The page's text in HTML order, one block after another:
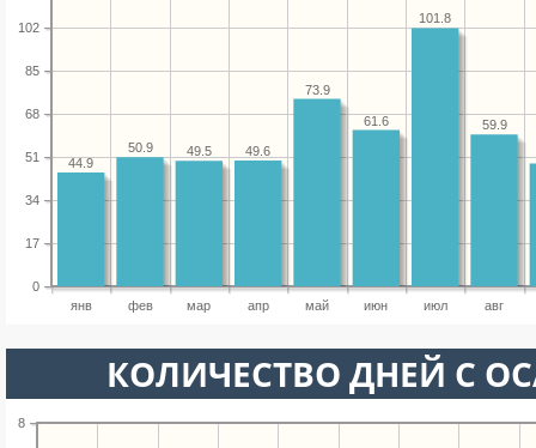
янв фев мар апр май июн июл авг
0
17
34
51
68
85
102
59.9
101.8
61.6
73.9
49.6
49.5
50.9
44.9
КОЛИЧЕСТВО ДНЕЙ С
8